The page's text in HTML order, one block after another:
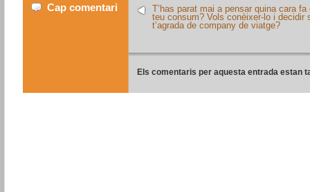
Cap comentari
T’has parat mai a pensar quina cara fa
teu consum? Vols conèixer-lo i decidir
t’agrada de company de viatge?
Els comentaris per aquesta entrada estan